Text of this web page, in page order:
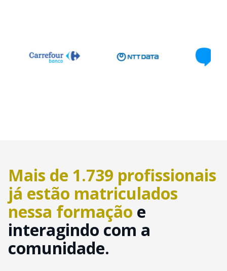
Mais de 1.739 profissionais
já estão matriculados
nessa formação e
interagindo com a
comunidade.